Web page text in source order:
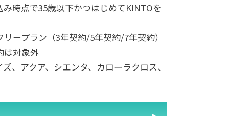
み時点で35歳以下かつはじめてKINTOを
ープラン（3年契約/5年契約/7年契約）
象外
、アクア、シエンタ、カローラクロス、